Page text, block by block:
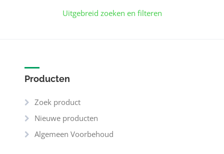
Uitgebreid zoeken en filteren
Producten
Zoek product
Nieuwe producten
Algemeen Voorbehoud